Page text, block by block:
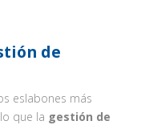
de
eslabones más
que la gestión de